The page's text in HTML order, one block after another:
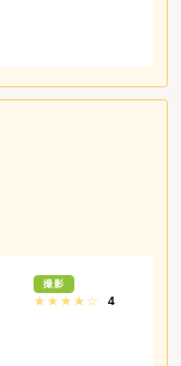
撮影
★★★★☆ 4